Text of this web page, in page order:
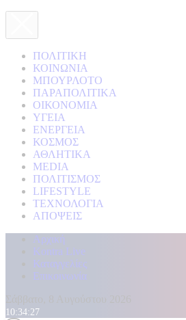
ΠΟΛΙΤΙΚΗ
ΚΟΙΝΩΝΙΑ
ΜΠΟΥΡΛΟΤΟ
ΠΑΡΑΠΟΛΙΤΙΚΑ
ΟΙΚΟΝΟΜΙΑ
ΥΓΕΙΑ
ΕΝΕΡΓΕΙΑ
ΚΟΣΜΟΣ
ΑΘΛΗΤΙΚΑ
MEDIA
ΠΟΛΙΤΙΣΜΟΣ
LIFESTYLE
ΤΕΧΝΟΛΟΓΙΑ
ΑΠΟΨΕΙΣ
Αρχική
Kontra Live
Καταγγελίες
Επικοινωνία
10:34:28